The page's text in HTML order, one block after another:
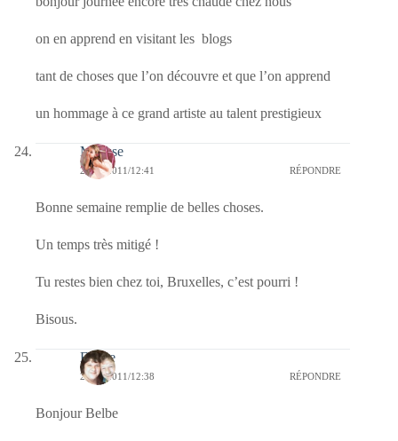
on en apprend en visitant les blogs
tant de choses que l’on découvre et que l’on apprend
un hommage à ce grand artiste au talent prestigieux
Mousse
25/07/2011/12:41 RÉPONDRE
Bonne semaine remplie de belles choses.
Un temps très mitigé !
Tu restes bien chez toi, Bruxelles, c’est pourri !
Bisous.
Eliane
25/07/2011/12:38 RÉPONDRE
Bonjour Belbe